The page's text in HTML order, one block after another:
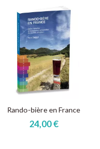
Rando-bière en France
24,00 €